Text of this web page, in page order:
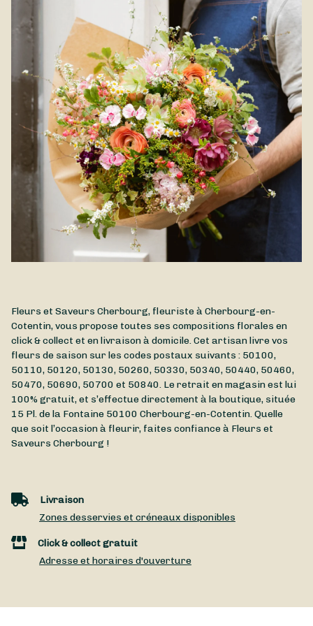
d'hortensias plein de charme, pour ravir vos proches ou vous
faire un petit plaisir. Avec ses jolies fleurs en pompons et son
volume généreux, l'hortensia se décline en de multiples teintes,
toutes plus douces les unes que les autres. Cette création
généreuse et pleine de fraîcheur est disponible à la livraison à
Cherbourg-en-Cotentin et dans les environs.
votre bouquet d'hortensias à l'abri du soleil direct, des
sources de chaleur et des courants d'air.
Fleurs et Saveurs Cherbourg, fleuriste à Cherbourg-en-
Cotentin, vous propose toutes ses compositions florales en
click & collect et en livraison à domicile. Cet artisan livre vos
fleurs de saison sur les codes postaux suivants : 50100,
50110, 50120, 50130, 50260, 50330, 50340, 50440, 50460,
50470, 50690, 50700 et 50840. Le retrait en magasin est lui
100% gratuit, et s’effectue directement à la boutique, située
15 Pl. de la Fontaine 50100 Cherbourg-en-Cotentin. Quelle
que soit l’occasion à fleurir, faites confiance à Fleurs et
Saveurs Cherbourg !
Livraison
Zones desservies et créneaux disponibles
Click & collect gratuit
Adresse et horaires d'ouverture